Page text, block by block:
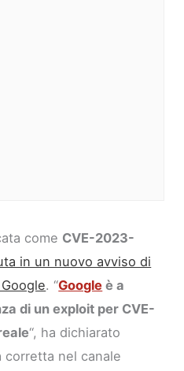
come CVE-2023-
in un nuovo avviso di
. “Google è a
di un exploit per CVE-
“, ha dichiarato
corretta nel canale